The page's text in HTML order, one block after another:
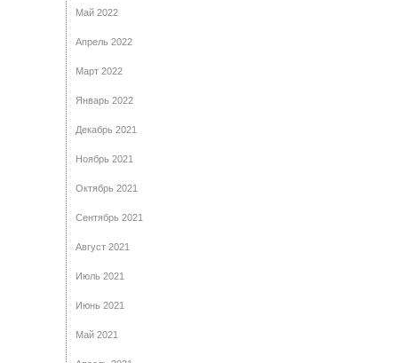
Май 2022
Апрель 2022
Март 2022
Январь 2022
Декабрь 2021
Ноябрь 2021
Октябрь 2021
Сентябрь 2021
Август 2021
Июль 2021
Июнь 2021
Май 2021